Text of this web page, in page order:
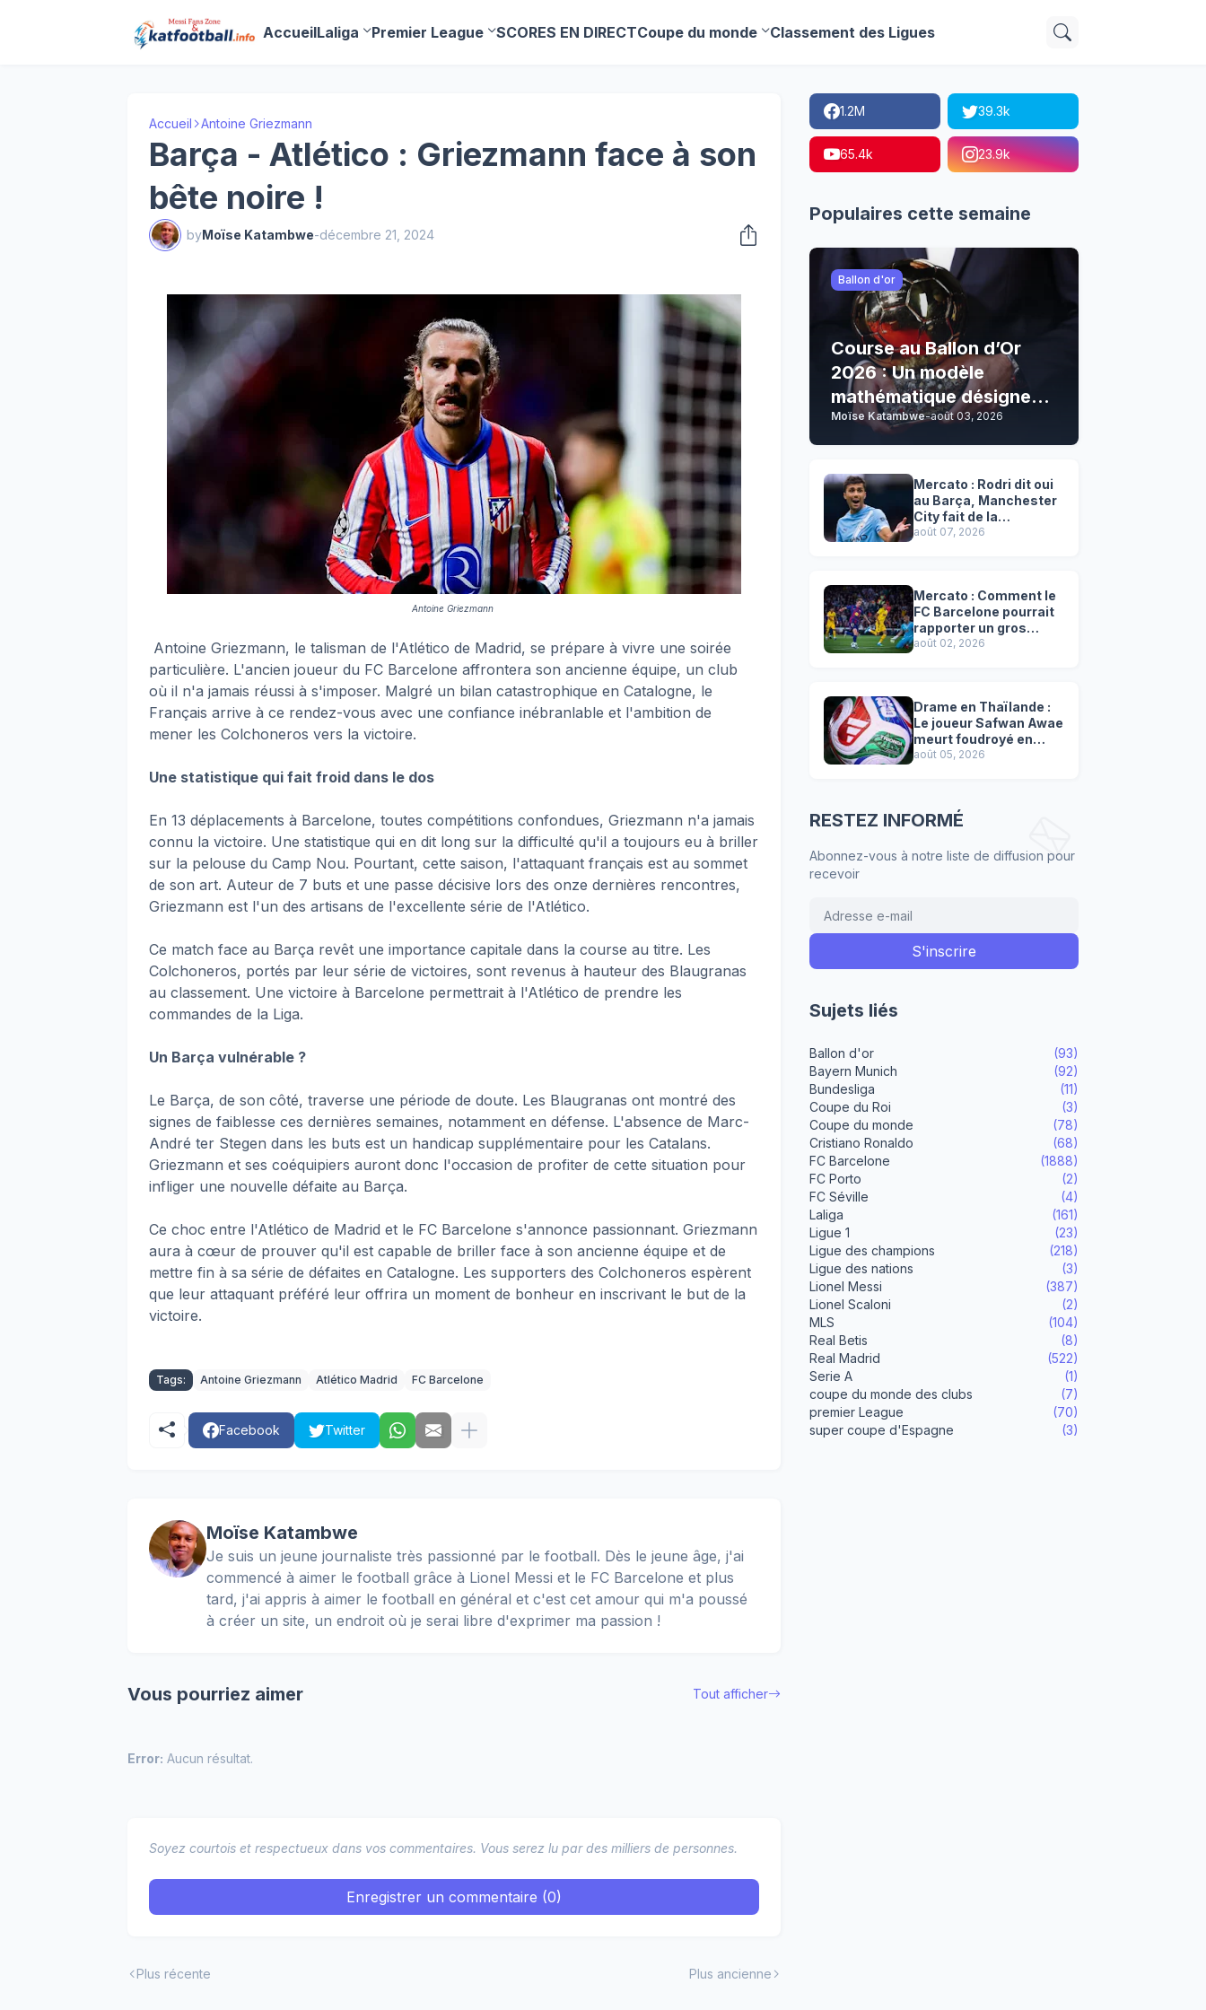
AccueilLaliga Premier League SCORES EN DIRECTCoupe du monde Classement des Ligues
Accueil Antoine Griezmann
Barça - Atlético : Griezmann face à son
bête noire !
byMoïse Katambwe-décembre 21, 2024
Antoine Griezmann
Antoine Griezmann, le talisman de l'Atlético de Madrid, se prépare à vivre une soirée
particulière. L'ancien joueur du FC Barcelone affrontera son ancienne équipe, un club
où il n'a jamais réussi à s'imposer. Malgré un bilan catastrophique en Catalogne, le
Français arrive à ce rendez-vous avec une confiance inébranlable et l'ambition de
mener les Colchoneros vers la victoire.
Une statistique qui fait froid dans le dos
En 13 déplacements à Barcelone, toutes compétitions confondues, Griezmann n'a jamais
connu la victoire. Une statistique qui en dit long sur la difficulté qu'il a toujours eu à briller
sur la pelouse du Camp Nou. Pourtant, cette saison, l'attaquant français est au sommet
de son art. Auteur de 7 buts et une passe décisive lors des onze dernières rencontres,
Griezmann est l'un des artisans de l'excellente série de l'Atlético.
Ce match face au Barça revêt une importance capitale dans la course au titre. Les
Colchoneros, portés par leur série de victoires, sont revenus à hauteur des Blaugranas
au classement. Une victoire à Barcelone permettrait à l'Atlético de prendre les
commandes de la Liga.
Un Barça vulnérable ?
Le Barça, de son côté, traverse une période de doute. Les Blaugranas ont montré des
signes de faiblesse ces dernières semaines, notamment en défense. L'absence de Marc-
André ter Stegen dans les buts est un handicap supplémentaire pour les Catalans.
Griezmann et ses coéquipiers auront donc l'occasion de profiter de cette situation pour
infliger une nouvelle défaite au Barça.
Ce choc entre l'Atlético de Madrid et le FC Barcelone s'annonce passionnant. Griezmann
aura à cœur de prouver qu'il est capable de briller face à son ancienne équipe et de
mettre fin à sa série de défaites en Catalogne. Les supporters des Colchoneros espèrent
que leur attaquant préféré leur offrira un moment de bonheur en inscrivant le but de la
victoire.
Tags: Antoine Griezmann Atlético Madrid FC Barcelone
Facebook Twitter
Moïse Katambwe
Je suis un jeune journaliste très passionné par le football. Dès le jeune âge, j'ai
commencé à aimer le football grâce à Lionel Messi et le FC Barcelone et plus
tard, j'ai appris à aimer le football en général et c'est cet amour qui m'a poussé
à créer un site, un endroit où je serai libre d'exprimer ma passion !
Vous pourriez aimer Tout afficher
Error: Aucun résultat.
Soyez courtois et respectueux dans vos commentaires. Vous serez lu par des milliers de personnes.
Enregistrer un commentaire (0)
Plus récente Plus ancienne
1.2M 39.3k
65.4k 23.9k
Populaires cette semaine
Ballon d'or
Course au Ballon d’Or
2026 : Un modèle
mathématique désigne
son grand favori !
Moïse Katambwe-août 03, 2026
Mercato : Rodri dit oui
au Barça, Manchester
City fait de la
résistance !
août 07, 2026
Mercato : Comment le
FC Barcelone pourrait
rapporter un gros
chèque inespéré à l’OM
août 02, 2026
Drame en Thaïlande :
Le joueur Safwan Awae
meurt foudroyé en
plein match
août 05, 2026
RESTEZ INFORMÉ
Abonnez-vous à notre liste de diffusion pour
recevoir
Sujets liés
Ballon d'or
(93)
Bayern Munich
(92)
Bundesliga
(11)
Coupe du Roi
(3)
Coupe du monde
(78)
Cristiano Ronaldo
(68)
FC Barcelone
(1888)
FC Porto
(2)
FC Séville
(4)
Laliga
(161)
Ligue 1
(23)
Ligue des champions
(218)
Ligue des nations
(3)
Lionel Messi
(387)
Lionel Scaloni
(2)
MLS
(104)
Real Betis
(8)
Real Madrid
(522)
Serie A
(1)
coupe du monde des clubs
(7)
premier League
(70)
super coupe d'Espagne
(3)